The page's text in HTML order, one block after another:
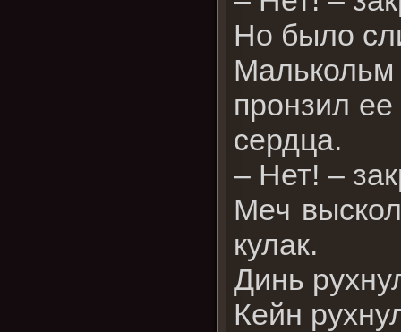
Но было
пронзил
сердца.
– Нет! –
Меч
кулак.
Динь
Кейн